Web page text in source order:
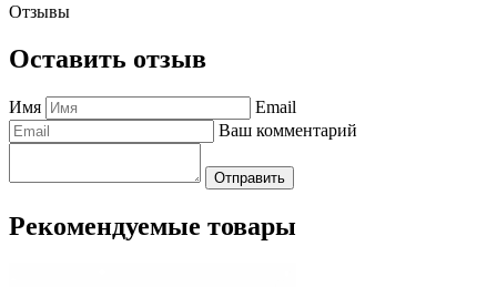
Отзывы
Оставить отзыв
Имя
Email
Ваш комментарий
Отправить
Рекомендуемые товары